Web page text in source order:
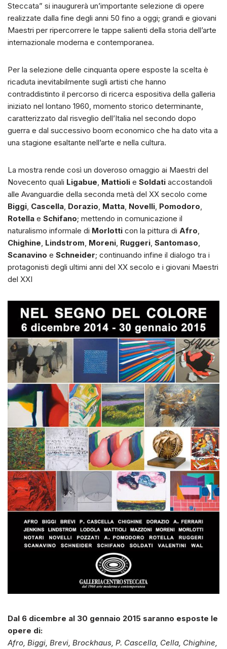
Steccata” si inaugurerà un’importante selezione di opere
realizzate dalla fine degli anni 50 fino a oggi; grandi e giovani
Maestri per ripercorrere le tappe salienti della storia dell’arte
internazionale moderna e contemporanea.
Per la selezione delle cinquanta opere esposte la scelta è
ricaduta inevitabilmente sugli artisti che hanno
contraddistinto il percorso di ricerca espositiva della galleria
iniziato nel lontano 1960, momento storico determinante,
caratterizzato dal risveglio dell’Italia nel secondo dopo
guerra e dal successivo boom economico che ha dato vita a
una stagione esaltante nell’arte e nella cultura.
La mostra rende così un doveroso omaggio ai Maestri del
Novecento quali Ligabue, Mattioli e Soldati accostandoli
alle Avanguardie della seconda metà del XX secolo come
Biggi, Cascella, Dorazio, Matta, Novelli, Pomodoro,
Rotella e Schifano; mettendo in comunicazione il
naturalismo informale di Morlotti con la pittura di Afro,
Chighine, Lindstrom, Moreni, Ruggeri, Santomaso,
Scanavino e Schneider; continuando infine il dialogo tra i
protagonisti degli ultimi anni del XX secolo e i giovani Maestri
del XXI
Dal 6 dicembre al 30 gennaio 2015 saranno esposte le
opere di:
Afro, Biggi, Brevi, Brockhaus, P. Cascella, Cella, Chighine,